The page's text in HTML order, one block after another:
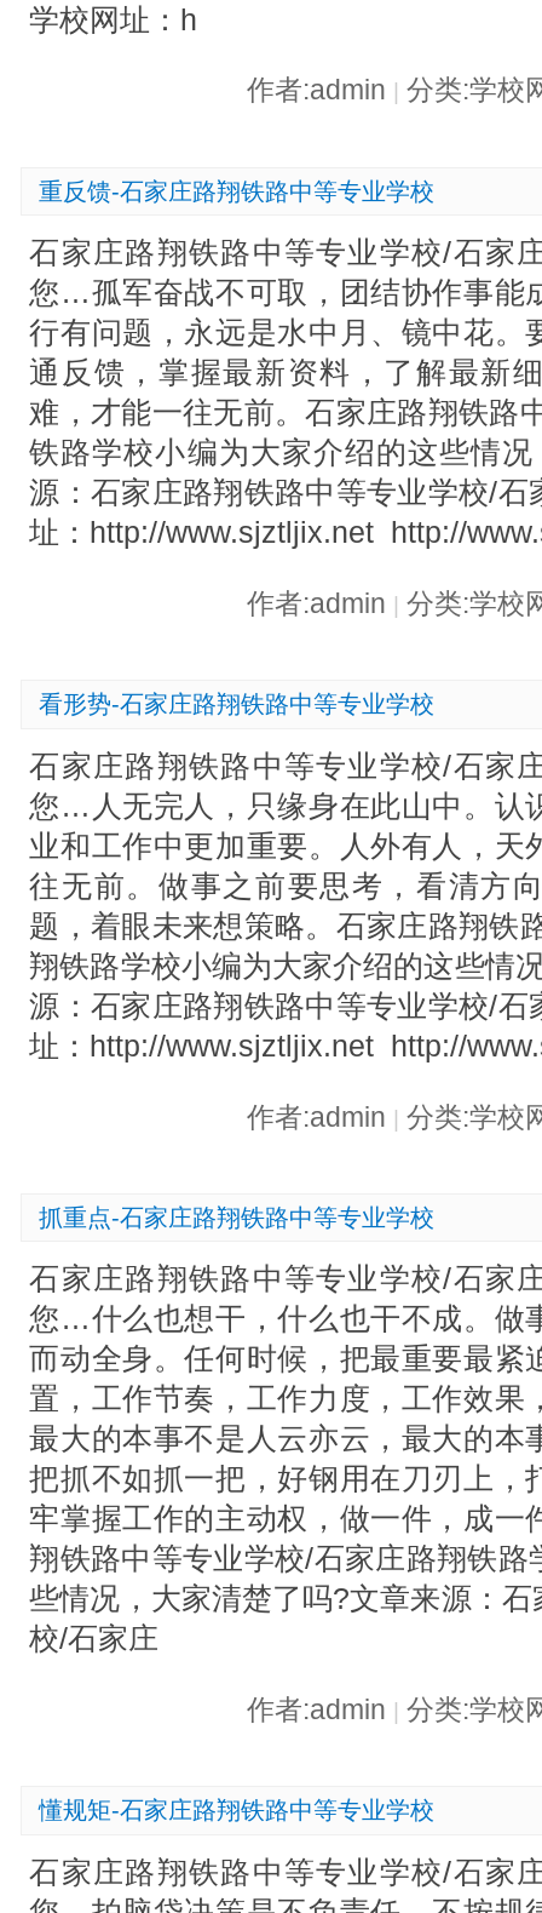
学校网址：h
作者:admin 分类:学校
重反馈-石家庄路翔铁路中等专业学校
石家庄路翔铁路中等专业学校/石家
您…孤军奋战不可取，团结协作事能
行有问题，永远是水中月、镜中花。
通反馈，掌握最新资料，了解最新
难，才能一往无前。石家庄路翔铁路
铁路学校小编为大家介绍的这些情
源：石家庄路翔铁路中等专业学校/
址：http://www.sjztljix.net http://
作者:admin 分类:学校
看形势-石家庄路翔铁路中等专业学校
石家庄路翔铁路中等专业学校/石家
您…人无完人，只缘身在此山中。认
业和工作中更加重要。人外有人，天
往无前。做事之前要思考，看清方
题，着眼未来想策略。石家庄路翔铁
翔铁路学校小编为大家介绍的这些情
源：石家庄路翔铁路中等专业学校/
址：http://www.sjztljix.net http://
作者:admin | 分类:学校
抓重点-石家庄路翔铁路中等专业学校
石家庄路翔铁路中等专业学校/石家
您…什么也想干，什么也干不成。做
而动全身。任何时候，把最重要最紧
置，工作节奏，工作力度，工作效果
最大的本事不是人云亦云，最大的本
把抓不如抓一把，好钢用在刀刃上，
牢掌握工作的主动权，做一件，成一
翔铁路中等专业学校/石家庄路翔铁
些情况，大家清楚了吗?文章来源：
校/石家庄
作者:admin 分类:学校
懂规矩-石家庄路翔铁路中等专业学校
石家庄路翔铁路中等专业学校/石家